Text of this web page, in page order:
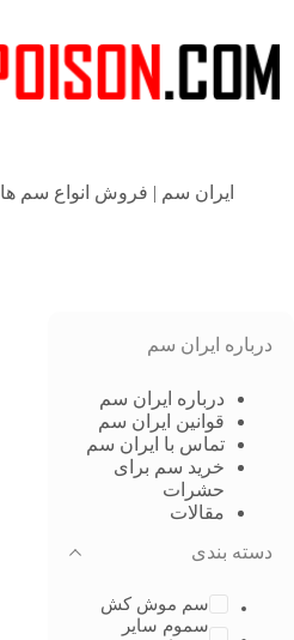
ایران سم | فروش انواع
درباره ایران سم
درباره ایران سم
قوانین ایران سم
تماس با ایران سم
خرید سم برای
حشرات
مقالات
دسته بندی
سم موش کش
سموم سایر